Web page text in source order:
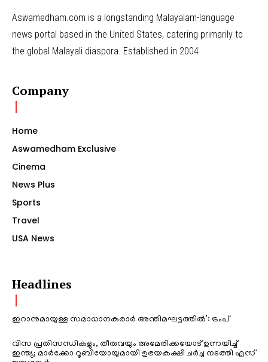
Aswamedham.com is a longstanding Malayalam-language
news portal based in the United States, catering primarily to
the global Malayali diaspora. Established in 2004
Company
Home
Aswamedham Exclusive
Cinema
News Plus
Sports
Travel
USA News
Headlines
ഇറാനുമായുള്ള സമാധാനകരാർ അന്തിമഘട്ടത്തിൽ‌’: ട്രംപ്
വിസ പ്രതിസന്ധികളും, തീരുവയും അമേരിക്കയോട് ഉന്നയിച്ച്
ഇന്ത്യ; മാർക്കോ റൂബിയോയുമായി ഉഭയകക്ഷി ചർച്ച നടത്തി എസ്